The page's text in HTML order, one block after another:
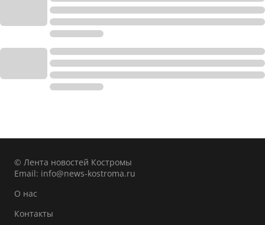
© Лента новостей Костромы
Email: info@news-kostroma.ru
О нас
Контакты